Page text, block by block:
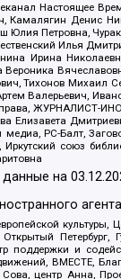
Настоящее
Камалягин Денис
Петровна,
Илья
Ирина
Вероника
Михаил
Валерьевич,
ЖУРНАЛИСТ-
Елизавета
РС-Балт,
союз
данные на
Петербург,
поддержки и
ВМЕСТЕ,
Сова, центр Анна,